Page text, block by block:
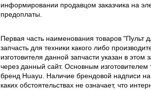
информировании продавцом заказчика на
предоплаты.
Первая часть наименования товаров "Пульт
запчасть для техники какого либо
изготовителя данной запчасти указан в этом
через данный сайт. Основным изготовителем
бренд Huayu. Наличие брендовой надписи на
каких обстоятельствах не означает, что